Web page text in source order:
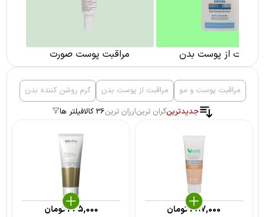
مراقبت از پوست بدن مراقبت پوست صورت
مراقبت پوست و مو مراقبت از پوست بدن
کرم روشن کننده بدن
جدیدترینگران ترینارزان ترین36 کالا فیلتر ها
387,000تومان 465,000تومان